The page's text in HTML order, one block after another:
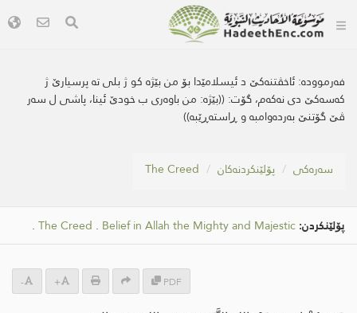
فەرموودە:ئاخڤتنه‌كێ د ئیسلامێدا بۆ من بێژە کو ژ بلی تە پرسیارێ ژ
كه‌سه‌كێ دی نەکەم، گۆت: ((بێژە: من باوەری ب خودێ ئینا، پاشی ل سه‌ر
ڤێ گۆتنێ به‌رده‌وامبه‌ و ڕاسته‌ڕێبه‌))
سه‌ره‌كی پۆلێنکردنەکان The Creed
پۆلێنکردن: The Creed . Belief in Allah the Mighty and Majestic
.
PDF
+
-